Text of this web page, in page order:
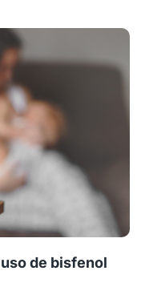
de bisfenol